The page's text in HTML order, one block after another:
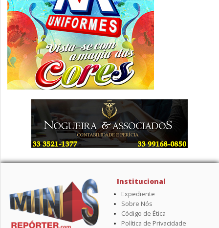
Institucional
Expediente
Sobre Nós
Código de Ética
Política de Privacidade